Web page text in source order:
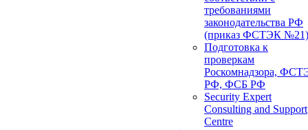
требованиями
законодательства РФ
(приказ ФСТЭК №21)
Подготовка к
проверкам
Роскомнадзора,
РФ, ФСБ РФ
Security Expert
Consulting and Support
Centre